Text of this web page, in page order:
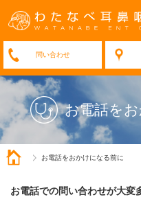
お電話を
お電話をおかけになる前に
お電話での問い合わせが大変